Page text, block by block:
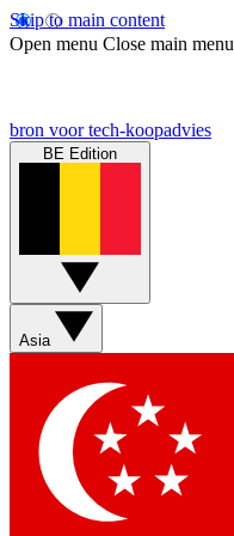
Skip to main content
Open menu Close main menu
bron voor tech-koopadvies
BE Edition
Asia